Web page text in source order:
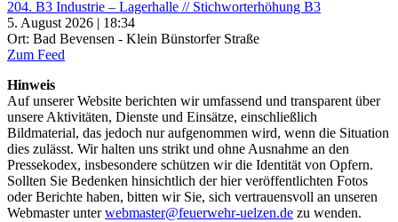
204. B3 Industrie – Lagerhalle // Stichworterhöhung B3
5. August 2026 | 18:34
Ort: Bad Bevensen - Klein Bünstorfer Straße
Zum Feed
Hinweis
Auf unserer Website berichten wir umfassend und transparent über
unsere Aktivitäten, Dienste und Einsätze, einschließlich
Bildmaterial, das jedoch nur aufgenommen wird, wenn die Situation
dies zulässt. Wir halten uns strikt und ohne Ausnahme an den
Pressekodex, insbesondere schützen wir die Identität von Opfern.
Sollten Sie Bedenken hinsichtlich der hier veröffentlichten Fotos
oder Berichte haben, bitten wir Sie, sich vertrauensvoll an unseren
Webmaster unterwebmaster@feuerwehr-uelzen.de zu wenden.